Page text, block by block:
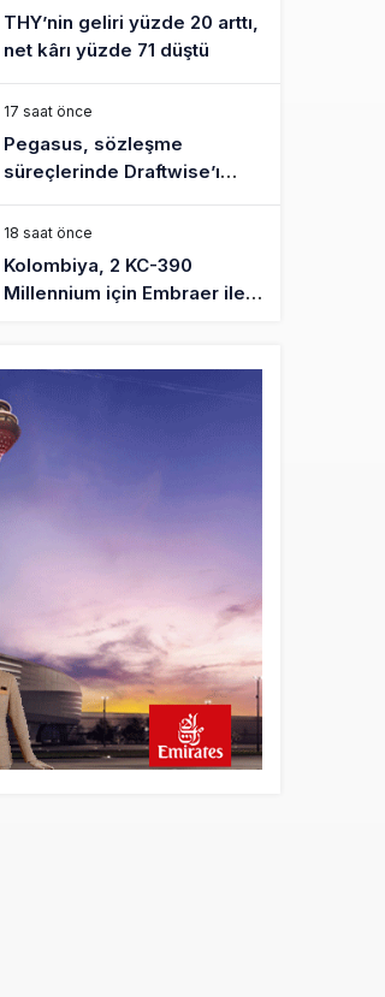
THY’nin geliri yüzde 20 arttı,
net kârı yüzde 71 düştü
17 saat önce
Pegasus, sözleşme
süreçlerinde Draftwise’ı
kullanacak
18 saat önce
Kolombiya, 2 KC-390
Millennium için Embraer ile
Üniversite adayı avlanma ve
aldanma! Yazıcıoğlu Kazası
19 yıl sonra sil baştan SHGM
yönetiminin hiç mi kusuru
yok?